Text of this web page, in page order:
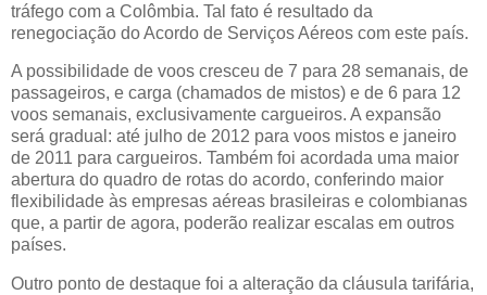
tráfego com a Colômbia. Tal fato é resultado da
renegociação do Acordo de Serviços Aéreos com este país.
A possibilidade de voos cresceu de 7 para 28 semanais, de
passageiros, e carga (chamados de mistos) e de 6 para 12
voos semanais, exclusivamente cargueiros. A expansão
será gradual: até julho de 2012 para voos mistos e janeiro
de 2011 para cargueiros. Também foi acordada uma maior
abertura do quadro de rotas do acordo, conferindo maior
flexibilidade às empresas aéreas brasileiras e colombianas
que, a partir de agora, poderão realizar escalas em outros
países.
Outro ponto de destaque foi a alteração da cláusula tarifária,